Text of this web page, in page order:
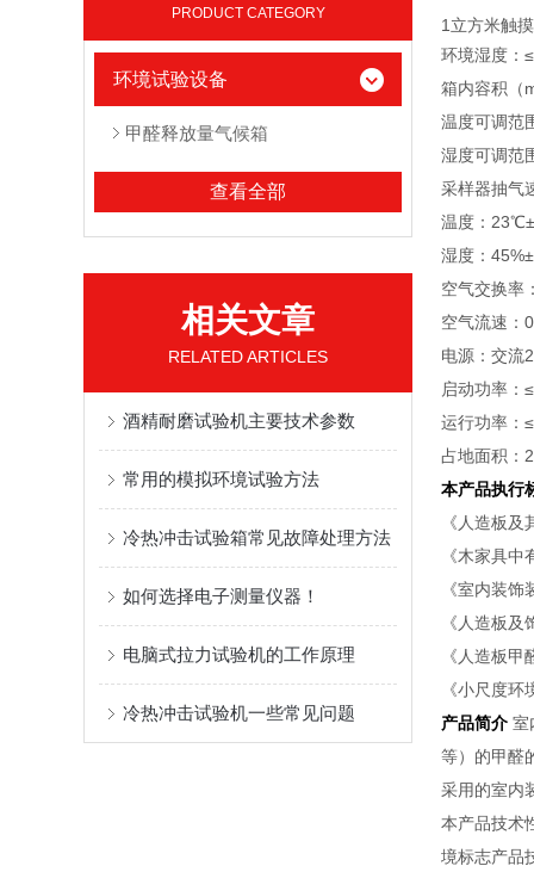
PRODUCT CATEGORY
环境试验设备
甲醛释放量气候箱
查看全部
相关文章
RELATED ARTICLES
酒精耐磨试验机主要技术参数
常用的模拟环境试验方法
冷热冲击试验箱常见故障处理方法
如何选择电子测量仪器！
电脑式拉力试验机的工作原理
冷热冲击试验机一些常见问题
1立方米触
环境湿度：
箱内容
温度可调范
湿度可调范
采样器抽气
温度：
湿度：
空气交换率
空气流速：
电源：交流
启动功率：
运行功率：
占地面积：
本产品执行
《人造板
《木家具
《室内装
《人造板
《人造板
《小尺度
产品简介 室
等）的甲醛
采用的室内
本产品技术
境标志产品